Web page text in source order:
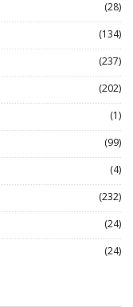
(28)
(134)
(237)
(202)
(1)
(99)
(4)
(232)
(24)
(24)